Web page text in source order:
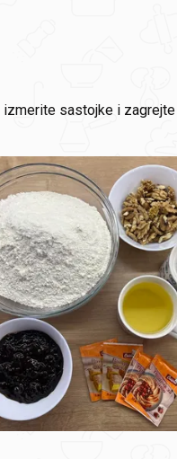
izmerite sastojke i zagrejte